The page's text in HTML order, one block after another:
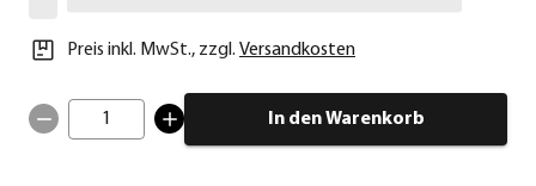
Preis inkl. MwSt., zzgl. Versandkosten
1 In den Warenkorb